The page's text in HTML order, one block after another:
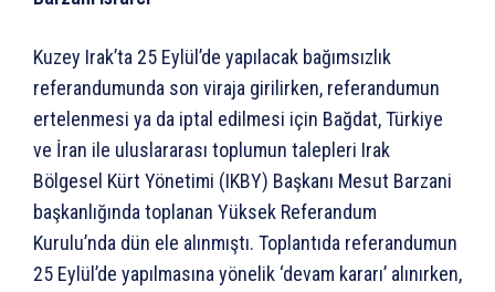
Kuzey Irak’ta 25 Eylül’de yapılacak bağımsızlık
referandumunda son viraja girilirken, referandumun
ertelenmesi ya da iptal edilmesi için Bağdat, Türkiye
ve İran ile uluslararası toplumun talepleri Irak
Bölgesel Kürt Yönetimi (IKBY) Başkanı Mesut Barzani
başkanlığında toplanan Yüksek Referandum
Kurulu’nda dün ele alınmıştı. Toplantıda referandumun
25 Eylül’de yapılmasına yönelik ‘devam kararı’ alınırken,